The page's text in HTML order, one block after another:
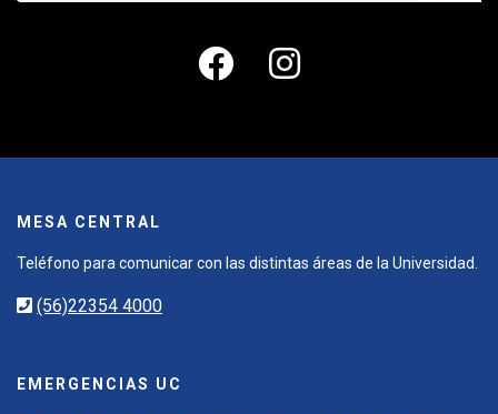
MESA CENTRAL
Teléfono para comunicar con las distintas áreas de la Universidad.
(56)22354 4000
EMERGENCIAS UC